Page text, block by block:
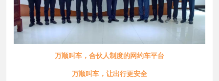
万顺叫车，合伙人制度的网约车平台
万顺叫车，让出行更安全